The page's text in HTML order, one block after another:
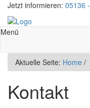
Jetzt informieren: 05136
Menü
Aktuelle Seite: Home /
Kontakt